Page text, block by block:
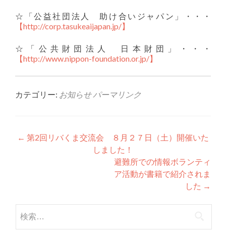
☆「公益社団法人 助け合いジャパン」・・・
【http://corp.tasukeaijapan.jp/】
☆「公共財団法人 日本財団」・・・
【http://www.nippon-foundation.or.jp/】
カテゴリー: お知らせ パーマリンク
投稿ナビゲーション
← 第2回リバくま交流会 ８月２７日（土）開催いた
しました！
避難所での情報ボランティ
ア活動が書籍で紹介されま
した →
検索: